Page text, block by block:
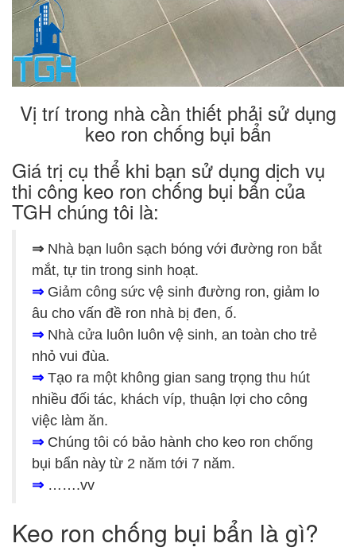
Vị trí trong nhà cần thiết phải sử dụng
keo ron chống bụi bẩn
Giá trị cụ thể khi bạn sử dụng dịch vụ
thi công keo ron chống bụi bẩn của
TGH chúng tôi là:
⇒ Nhà bạn luôn sạch bóng với đường ron bắt
mắt, tự tin trong sinh hoạt.
⇒ Giảm công sức vệ sinh đường ron, giảm lo
âu cho vấn đề ron nhà bị đen, ố.
⇒ Nhà cửa luôn luôn vệ sinh, an toàn cho trẻ
nhỏ vui đùa.
⇒ Tạo ra một không gian sang trọng thu hút
nhiều đối tác, khách víp, thuận lợi cho công
việc làm ăn.
⇒ Chúng tôi có bảo hành cho keo ron chống
bụi bẩn này từ 2 năm tới 7 năm.
⇒ …….vv
Keo ron chống bụi bẩn là gì?